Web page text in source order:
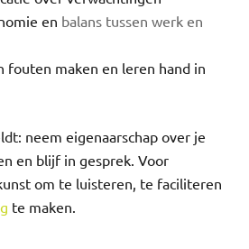
en balans tussen werk en
fouten maken en leren hand in
neem eigenaarschap over je
en blijf in gesprek. Voor
om te luisteren, te faciliteren
te maken.